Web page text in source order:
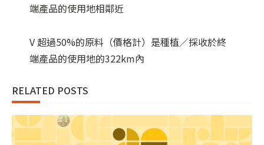
端產品的使用地相鄰近
V 超過50%的原料（價格計）是種植／採收於終
端產品的使用地的322km內
RELATED POSTS